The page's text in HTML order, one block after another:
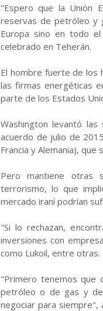
"Espero que la Unión
reservas de petróleo y
Europa sino en todo
celebrado en Teherán.
El hombre fuerte de los
las firmas energéticas
parte de los Estados
Washington levantó
acuerdo de julio de
Francia y Alemania),
Pero mantiene otras
terrorismo, lo que
mercado iraní podrían
"Si lo rechazan,
inversiones con
como Lukoil, entre otras.
"Primero tenemos que
petróleo o de gas y
negociar para siempre",